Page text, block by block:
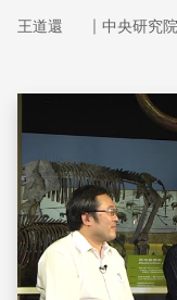
王道還 ｜ 中央研究